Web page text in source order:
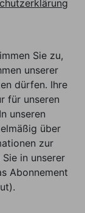
Sie zu,
unserer
dürfen. Ihre
für unseren
unseren
über
zur
in unserer
Abonnement